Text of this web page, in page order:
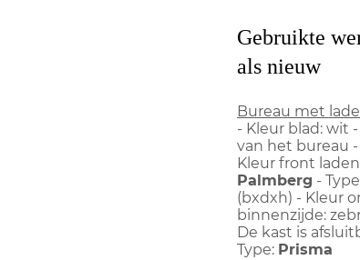
Gebruikte
als nieuw
Bureau met
- Kleur blad: wit
van het bureau
Kleur front
Palmberg -
(bxdxh) - Kleur
binnenzijde:
De kast is
Type: Prisma